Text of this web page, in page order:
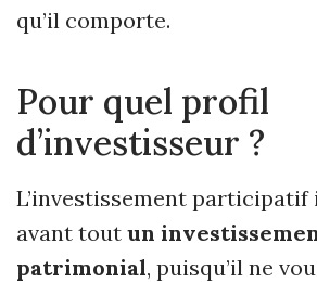
qu’il comporte.
Pour quel profil
d’investisseur ?
L’investissement
avant tout un
patrimonial, puisqu’il ne